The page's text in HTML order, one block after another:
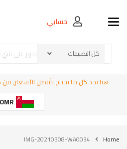
Toggle navigationحسابي
هنا تجد كل ما تحتاج بأفضل الأسعار,
OMR
Home
IMG-20210308-WA0034